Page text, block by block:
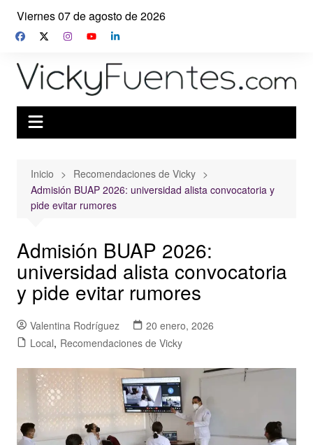
Saltar
contenido
Viernes 07 de agosto de 2026
Inicio
Recomendaciones de Vicky
Admisión BUAP 2026: universidad alista convocatoria y
pide evitar rumores
Admisión BUAP 2026:
universidad alista convocatoria
y pide evitar rumores
Valentina Rodríguez
20 enero, 2026
Local, Recomendaciones de Vicky